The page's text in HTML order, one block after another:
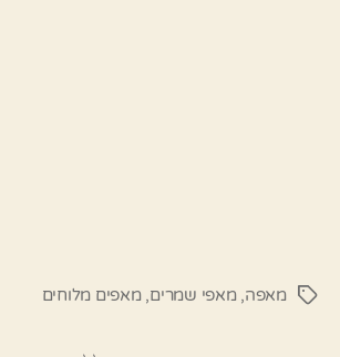
תגיותמאפה,מאפי שמרים,מאפים מלוחים